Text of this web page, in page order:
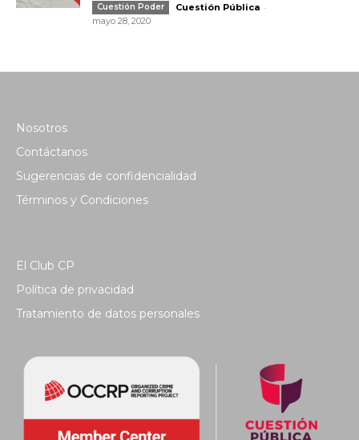
Cuestión Poder Cuestión Pública -
mayo 28, 2020
Nosotros
Contáctanos
Sugerencias de confidencialidad
Términos y Condiciones
El Club CP
Política de privacidad
Tratamiento de datos personales